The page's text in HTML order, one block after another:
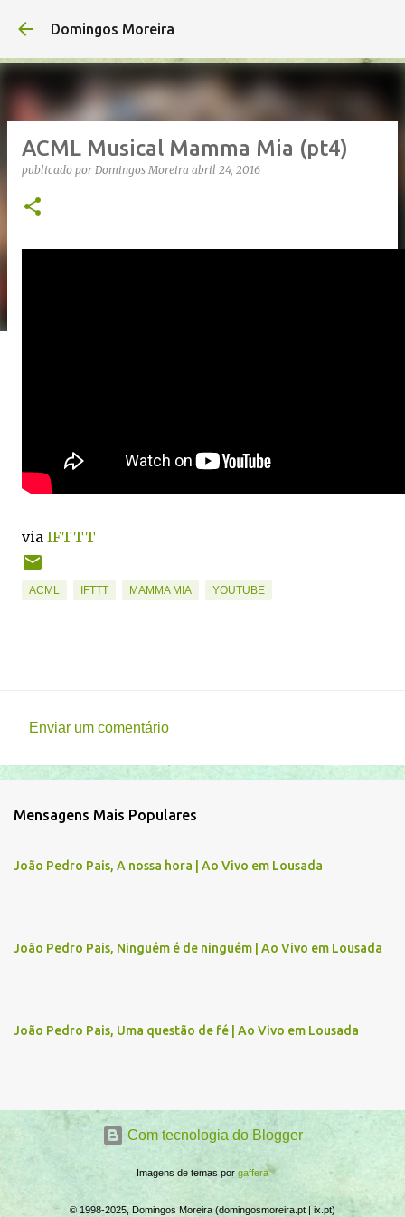
Avançar para o conteúdo principal
Domingos Moreira
ACML Musical Mamma Mia (pt4)
publicado por Domingos Moreira abril 24, 2016
via IFTTT
ACML IFTTT MAMMA MIA YOUTUBE
e
t
i
Enviar um comentário
Mensagens Mais Populares
João Pedro Pais, A nossa hora | Ao Vivo em Lousada
João Pedro Pais, Ninguém é de ninguém | Ao Vivo em Lousada
João Pedro Pais, Uma questão de fé | Ao Vivo em Lousada
Com tecnologia do Blogger
Imagens de temas por gaffera
© 1998-2025, Domingos Moreira (domingosmoreira.pt | ix.pt)